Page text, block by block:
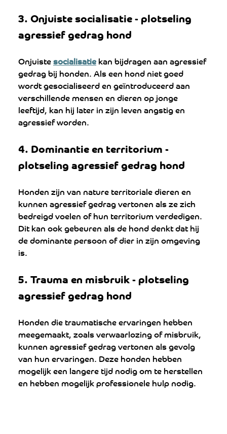
3. Onjuiste socialisatie - plotseling
agressief gedrag hond
Onjuiste socialisatie kan bijdragen aan agressief
gedrag bij honden. Als een hond niet goed
wordt gesocialiseerd en geïntroduceerd aan
verschillende mensen en dieren op jonge
leeftijd, kan hij later in zijn leven angstig en
agressief worden.
4. Dominantie en territorium -
plotseling agressief gedrag hond
Honden zijn van nature territoriale dieren en
kunnen agressief gedrag vertonen als ze zich
bedreigd voelen of hun territorium verdedigen.
Dit kan ook gebeuren als de hond denkt dat hij
de dominante persoon of dier in zijn omgeving
is.
5. Trauma en misbruik - plotseling
agressief gedrag hond
Honden die traumatische ervaringen hebben
meegemaakt, zoals verwaarlozing of misbruik,
kunnen agressief gedrag vertonen als gevolg
van hun ervaringen. Deze honden hebben
mogelijk een langere tijd nodig om te herstellen
en hebben mogelijk professionele hulp nodig.